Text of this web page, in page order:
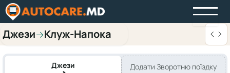
Джези→Клуж-Напока
Джези Додати Зворотню поїздку